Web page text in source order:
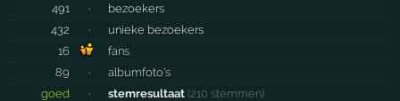
491
·
bezoekers
432
·
unieke bezoekers
16
fans
89
·
albumfoto's
goed
· stemresultaat (210 stemmen)